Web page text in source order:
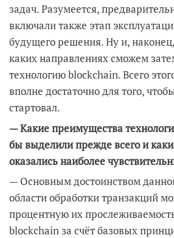
задач. Разумеется,
включали также этап
будущего решения. Ну и,
каких направлениях сможем
технологию blockchain. Всего
вполне достаточно для того,
стартовал.
— Какие преимущества
бы выделили прежде всего и
оказались наиболее
— Основным достоинством
области обработки транзакций
процентную их
blockchain за счёт базовых